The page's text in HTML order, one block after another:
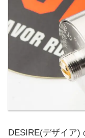
DESIRE(デザイア)